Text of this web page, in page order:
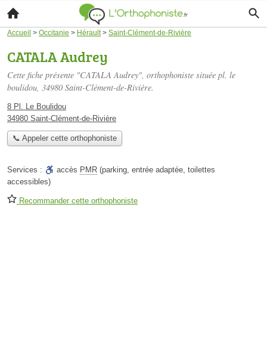
Accueil > Occitanie > Hérault> Saint-Clément-de-Rivière
CATALA Audrey
Cette fiche présente "CATALA Audrey", orthophoniste située pl. le
boulidou, 34980 Saint-Clément-de-Rivière.
8 Pl. Le Boulidou
34980 Saint-Clément-de-Rivière
📞 Appeler cette orthophoniste
Services : accès PMR (parking, entrée adaptée, toilettes
accessibles)
Recommander cette orthophoniste